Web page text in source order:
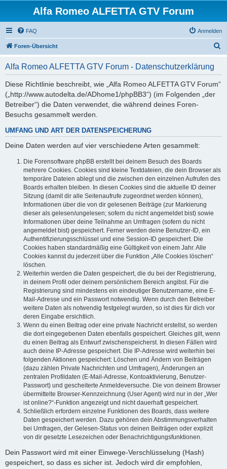
Alfa Romeo ALFETTA GTV Forum
FAQ Anmelden
Foren-Übersicht
Alfa Romeo ALFETTA GTV Forum - Datenschutzerklärung
Diese Richtlinie beschreibt, wie „Alfa Romeo ALFETTA GTV Forum“
(„http://www.autodelta.de/ADhome1/phpBB3“) (im Folgenden „der
Betreiber“) die Daten verwendet, die während deines Foren-
Besuchs gesammelt werden.
UMFANG UND ART DER DATENSPEICHERUNG
Deine Daten werden auf vier verschiedene Arten gesammelt:
Die Forensoftware phpBB erstellt bei deinem Besuch des Boards
mehrere Cookies. Cookies sind kleine Textdateien, die dein Browser als
temporäre Dateien ablegt und die zwischen den einzelnen Aufrufen des
Boards erhalten bleiben. In diesen Cookies sind die aktuelle ID deiner
Sitzung (damit dir alle Seitenaufrufe zugeordnet werden können),
Informationen über die von dir gelesenen Beiträge (zur Markierung
dieser als gelesen/ungelesen; sofern du nicht angemeldet bist) sowie
Informationen über deine Teilnahme an Umfragen (sofern du nicht
angemeldet bist) gespeichert. Ferner werden deine Benutzer-ID, ein
Authentifizierungsschlüssel und eine Session-ID gespeichert. Die
Cookies haben standardmäßig eine Gültigkeit von einem Jahr. Alle
Cookies kannst du jederzeit über die Funktion „Alle Cookies löschen“
löschen.
Weiterhin werden die Daten gespeichert, die du bei der Registrierung,
in deinem Profil oder deinem persönlichem Bereich angibst. Für die
Registrierung sind mindestens ein eindeutiger Benutzername, eine E-
Mail-Adresse und ein Passwort notwendig. Wenn durch den Betreiber
weitere Daten als notwendig festgelegt wurden, so ist dies für dich vor
deren Eingabe ersichtlich.
Wenn du einen Beitrag oder eine private Nachricht erstellst, so werden
die dort eingegebenen Daten ebenfalls gespeichert. Gleiches gilt, wenn
du einen Beitrag als Entwurf zwischenspeicherst. In diesen Fällen wird
auch deine IP-Adresse gespeichert. Die IP-Adresse wird weiterhin bei
folgenden Aktionen gespeichert: Löschen und Ändern von Beiträgen
(dazu zählen Private Nachrichten und Umfragen), Änderungen an
zentralen Profildaten (E-Mail-Adresse, Kontoaktivierung, Benutzer-
Passwort) und gescheiterte Anmeldeversuche. Die von deinem Browser
übermittelte Browser-Kennzeichnung (User Agent) wird nur in der „Wer
ist online?“-Funktion angezeigt und nicht dauerhaft gespeichert.
Schließlich erfordern einzelne Funktionen des Boards, dass weitere
Daten gespeichert werden. Dazu gehören dein Abstimmungsverhalten
bei Umfragen, der Gelesen-Status von deinen Beiträgen oder explizit
von dir gesetzte Lesezeichen oder Benachrichtigungsfunktionen.
Dein Passwort wird mit einer Einwege-Verschlüsselung (Hash)
gespeichert, so dass es sicher ist. Jedoch wird dir empfohlen,